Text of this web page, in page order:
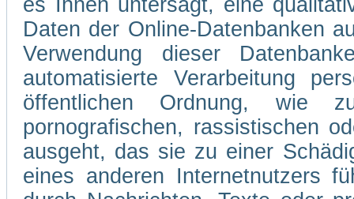
es Ihnen untersagt, eine
Daten der Online-Datenbanken
Verwendung dieser
automatisierte Verarbeitung
öffentlichen Ordnung, wie
pornografischen, rassistischen
ausgeht, das sie zu einer
eines anderen Internetnutzers